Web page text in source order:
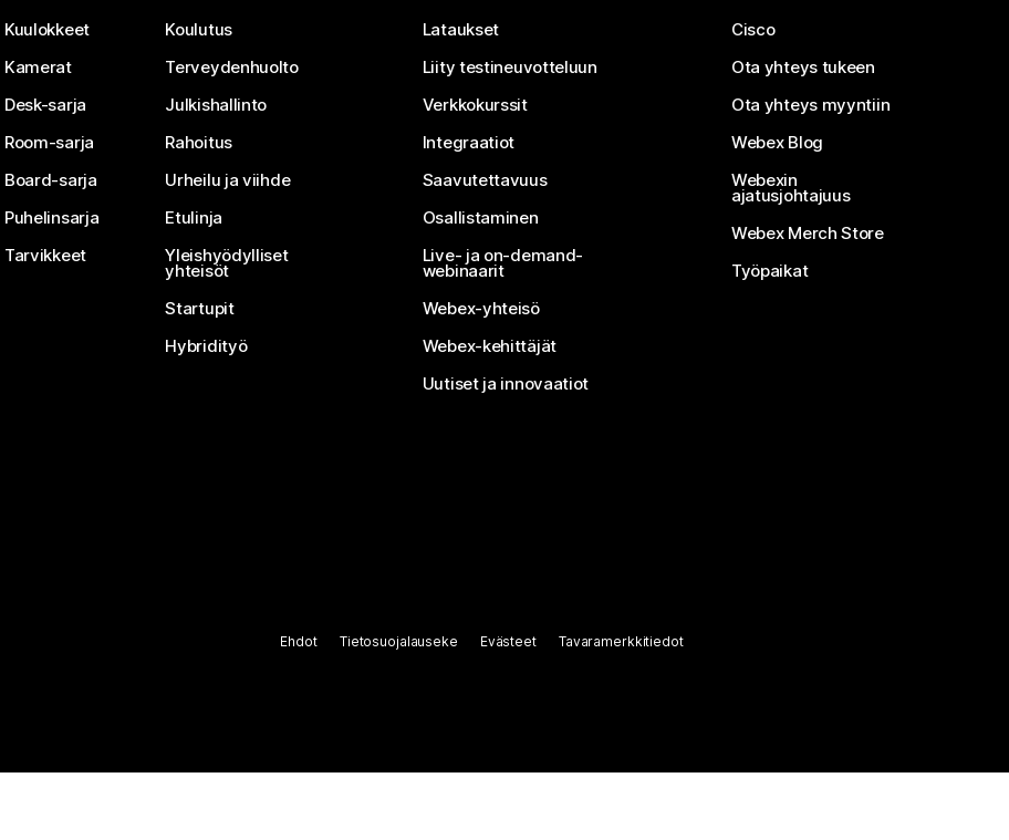
Kuulokkeet
Kamerat
Desk-sarja
Room-sarja
Board-sarja
Puhelinsarja
Tarvikkeet
Koulutus
Terveydenhuolto
Julkishallinto
Rahoitus
Urheilu ja viihde
Etulinja
Yleishyödylliset
yhteisöt
Startupit
Hybridityö
Lataukset
Liity testineuvotteluun
Verkkokurssit
Integraatiot
Saavutettavuus
Osallistaminen
Live- ja on-demand-
webinaarit
Webex-yhteisö
Webex-kehittäjät
Uutiset ja innovaatiot
Cisco
Ota yhteys tukeen
Ota yhteys myyntiin
Webex Blog
Webexin
ajatusjohtajuus
Webex Merch Store
Työpaikat
Ehdot Tietosuojalauseke Evästeet Tavaramerkkitiedot